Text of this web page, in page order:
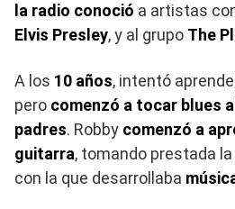
la radio conoció a artistas
Elvis Presley, y al grupo The
A los 10 años, intentó
pero comenzó a tocar blues
padres. Robby comenzó a
guitarra, tomando prestada
con la que desarrollaba